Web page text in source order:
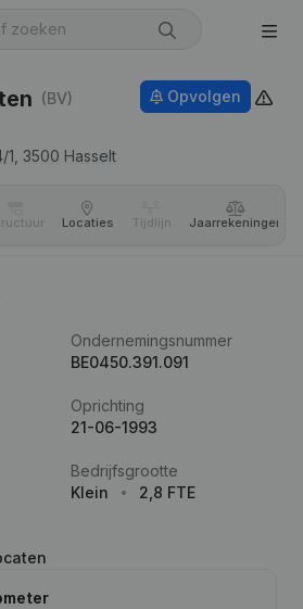
(BV)
3500 Hasselt
Opvolgen
Locaties Tijdlijn Jaar­rekeningen
Ondernemingsnummer
BE0450.391.091
Oprichting
21-06-1993
Bedrijfsgrootte
Klein
2,8 FTE